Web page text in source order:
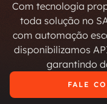
Com tecnologia
toda solução no
com automação
disponibilizamos
garantindo
FALE